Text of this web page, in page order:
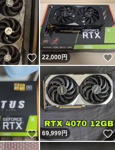
いいね！
22,000円
いいね！
69,999円